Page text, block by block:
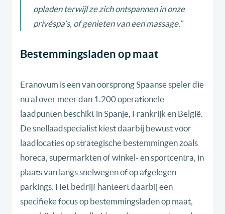
opladen terwijl ze zich ontspannen in onze
privéspa’s, of genieten van een massage.”
Bestemmingsladen op maat
Eranovum is een van oorsprong Spaanse speler die
nu al over meer dan 1.200 operationele
laadpunten beschikt in Spanje, Frankrijk en België.
De snellaadspecialist kiest daarbij bewust voor
laadlocaties op strategische bestemmingen zoals
horeca, supermarkten of winkel- en sportcentra, in
plaats van langs snelwegen of op afgelegen
parkings. Het bedrijf hanteert daarbij een
specifieke focus op bestemmingsladen op maat,